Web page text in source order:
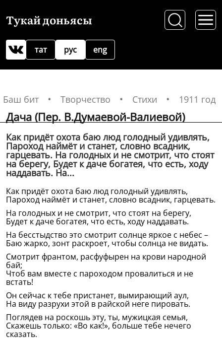
Тукай доньясы
рус
тат eng
Баш бит Творчество Стихи 1911 год
Дача (Пер. В.Думаевой-Валиевой)
Как придёт охота баю люд голодный удивлять,
Пароход наймёт и станет, словно всадник,
гарцевать. На голодных и не смотрит, что стоят
на берегу, Будет к даче богатея, что есть, ходу
наддавать. На...
Как придёт охота баю люд голодный удивлять,
Пароход наймёт и станет, словно всадник, гарцевать.
На голодных и не смотрит, что стоят на берегу,
Будет к даче богатея, что есть, ходу наддавать.
На бесстыдство это смотрит солнце яркое с небес –
Баю жарко, зонт раскроет, чтобы солнца не видать.
Смотрит франтом, расфуфырен на крови народной
бай;
Чтоб вам вместе с пароходом провалиться и не
встать!
Он сейчас к тебе пристанет, вымирающий аул,
На виду разрухи этой в райской неге пировать.
Поглядев на роскошь эту, ты, мужицкая семья,
Скажешь только: «Во как!», больше тебе нечего
сказать.